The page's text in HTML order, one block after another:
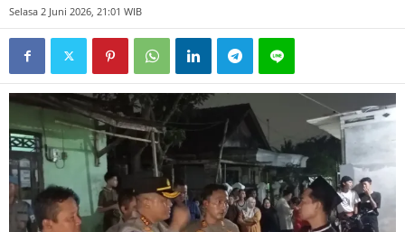
Selasa 2 Juni 2026, 21:01 WIB